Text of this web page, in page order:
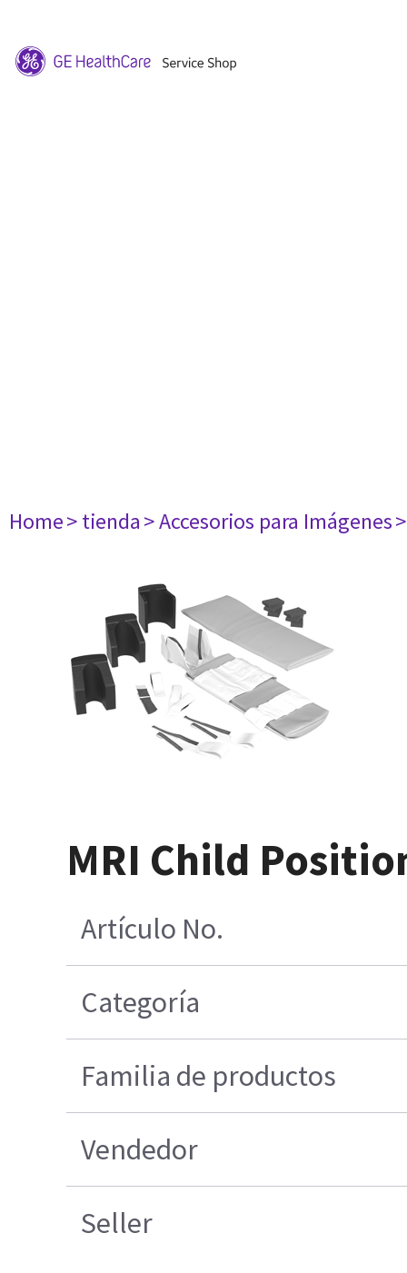
Home> tienda> Accesorios para Imágenes
MRI Child
Artículo No.
Categoría
Familia de productos
Vendedor
Seller